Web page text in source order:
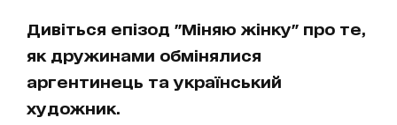
Дивіться епізод "Міняю жінку" про те,
як дружинами обмінялися
аргентинець та український
художник.